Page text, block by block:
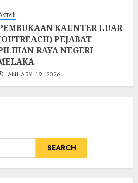
DAN NEGERI
MELAKA)
JANUARY 19, 2026
KAUNTER LUAR
PEJABAT
RAYA NEGERI
JANUARY 19, 2026
SEARCH